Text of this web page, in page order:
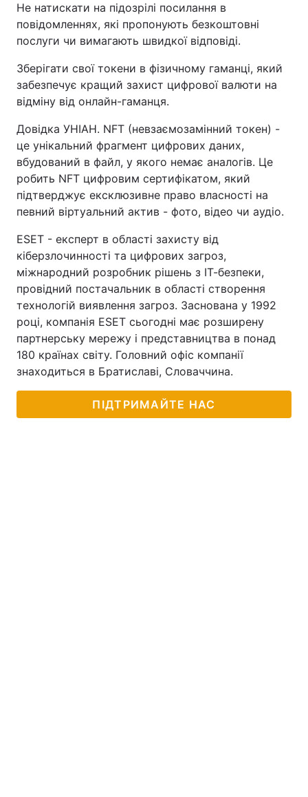
Не натискати на підозрілі посилання в
повідомленнях, які пропонують безкоштовні
послуги чи вимагають швидкої відповіді.
Зберігати свої токени в фізичному гаманці, який
забезпечує кращий захист цифрової валюти на
відміну від онлайн-гаманця.
Довідка УНІАН. NFT (невзаємозамінний токен) -
це унікальний фрагмент цифрових даних,
вбудований в файл, у якого немає аналогів. Це
робить NFT цифровим сертифікатом, який
підтверджує ексклюзивне право власності на
певний віртуальний актив - фото, відео чи аудіо.
ESET - експерт в області захисту від
кіберзлочинності та цифрових загроз,
міжнародний розробник рішень з ІТ-безпеки,
провідний постачальник в області створення
технологій виявлення загроз. Заснована у 1992
році, компанія ESET сьогодні має розширену
партнерську мережу і представництва в понад
180 країнах світу. Головний офіс компанії
знаходиться в Братиславі, Словаччина.
ПІДТРИМАЙТЕ НАС